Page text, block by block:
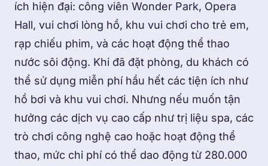
ích hiện đại: công viên Wonder Park, Opera
Hall, vui chơi lòng hồ, khu vui chơi cho trẻ em,
rạp chiếu phim, và các hoạt động thể thao
nước sôi động. Khi đã đặt phòng, du khách có
thể sử dụng miễn phí hầu hết các tiện ích như
hồ bơi và khu vui chơi. Nhưng nếu muốn tận
hưởng các dịch vụ cao cấp như trị liệu spa, các
trò chơi công nghệ cao hoặc hoạt động thể
thao, mức chi phí có thể dao động từ 280.000